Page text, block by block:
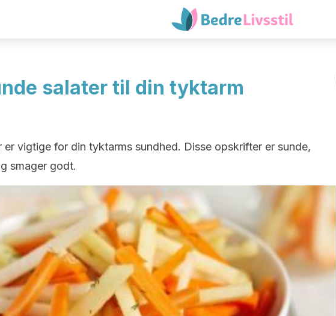
salater til din tyktarm
er vigtige for din tyktarms sundhed. Disse opskrifter er sunde,
smager godt.